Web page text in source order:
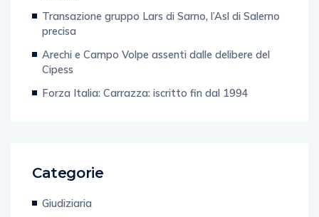
Transazione gruppo Lars di Sarno, l’Asl di Salerno
precisa
Arechi e Campo Volpe assenti dalle delibere del
Cipess
Forza Italia: Carrazza: iscritto fin dal 1994
Categorie
Giudiziaria